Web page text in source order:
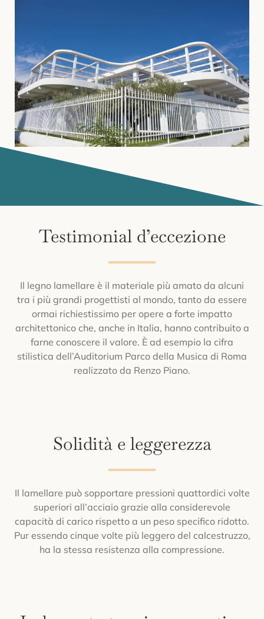
Testimonial d’eccezione
Il legno lamellare è il materiale più amato da alcuni
tra i più grandi progettisti al mondo, tanto da essere
ormai richiestissimo per opere a forte impatto
architettonico che, anche in Italia, hanno contribuito a
farne conoscere il valore. È ad esempio la cifra
stilistica dell’Auditorium Parco della Musica di Roma
realizzato da Renzo Piano.
Solidità e leggerezza
Il lamellare può sopportare pressioni quattordici volte
superiori all’acciaio grazie alla considerevole
capacità di carico rispetto a un peso specifico ridotto.
Pur essendo cinque volte più leggero del calcestruzzo,
ha la stessa resistenza alla compressione.